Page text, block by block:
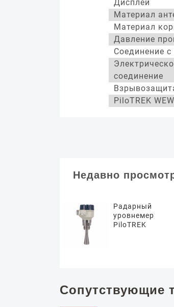
Дисплей
Материал
Материал
Давление
Соединение
соединение
PiloTREK
Недавно
Радарный
уровнемер
PiloTREK
Сопутствующие